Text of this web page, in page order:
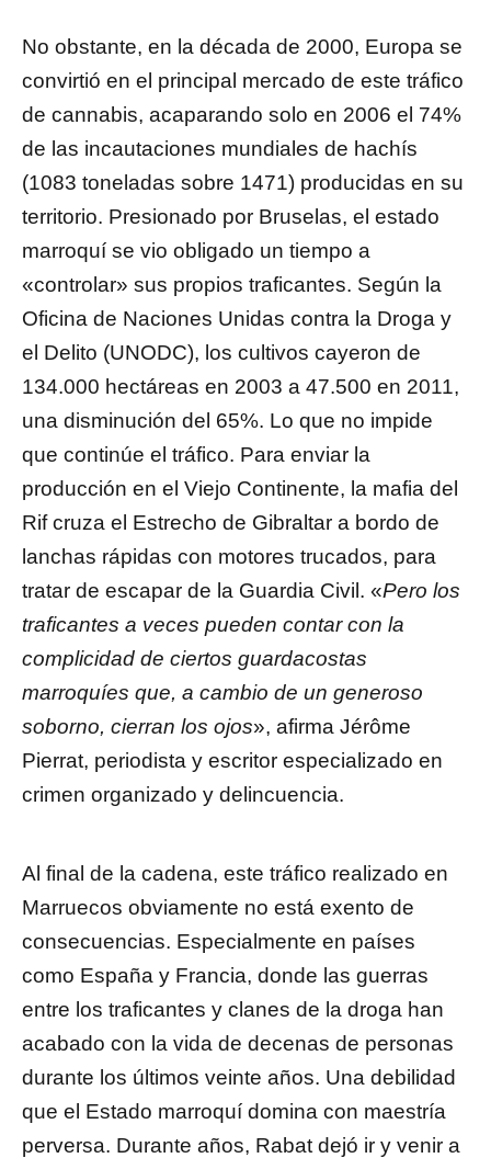
No obstante, en la década de 2000, Europa se
convirtió en el principal mercado de este tráfico
de cannabis, acaparando solo en 2006 el 74%
de las incautaciones mundiales de hachís
(1083 toneladas sobre 1471) producidas en su
territorio. Presionado por Bruselas, el estado
marroquí se vio obligado un tiempo a
«controlar» sus propios traficantes. Según la
Oficina de Naciones Unidas contra la Droga y
el Delito (UNODC), los cultivos cayeron de
134.000 hectáreas en 2003 a 47.500 en 2011,
una disminución del 65%. Lo que no impide
que continúe el tráfico. Para enviar la
producción en el Viejo Continente, la mafia del
Rif cruza el Estrecho de Gibraltar a bordo de
lanchas rápidas con motores trucados, para
tratar de escapar de la Guardia Civil. «Pero los
traficantes a veces pueden contar con la
complicidad de ciertos guardacostas
marroquíes que, a cambio de un generoso
soborno, cierran los ojos», afirma Jérôme
Pierrat, periodista y escritor especializado en
crimen organizado y delincuencia.
Al final de la cadena, este tráfico realizado en
Marruecos obviamente no está exento de
consecuencias. Especialmente en países
como España y Francia, donde las guerras
entre los traficantes y clanes de la droga han
acabado con la vida de decenas de personas
durante los últimos veinte años. Una debilidad
que el Estado marroquí domina con maestría
perversa. Durante años, Rabat dejó ir y venir a